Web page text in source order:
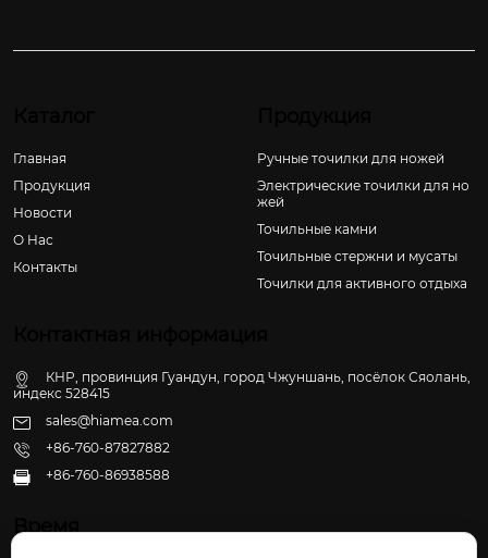
Главная
Продукция
Новости
О Hас
Контакты
Ручные точилки для ножей
Электрические точилки для но
жей
Точильные камни
Точильные стержни и мусаты
Точилки для активного отдыха
КНР, провинция Гуандун, город Чжуншань, посёлок Сяолань,
индекс 528415
sales@hiamea.com
+86-760-87827882
 +86-760-86938588
Время